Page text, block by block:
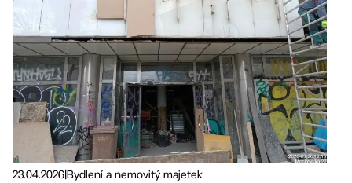
23.04.2026Bydlení a nemovitý majetek